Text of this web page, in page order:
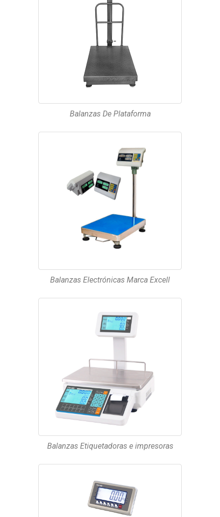
Balanzas De Plataforma
Balanzas Electrónicas Marca Excell
Balanzas Etiquetadoras e impresoras